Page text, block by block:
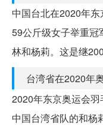
中国台北在2020年
59公斤级女子举重
林和杨莉。这是继
台湾省在2020年
2020年东京奥运会羽
中国台湾省队的和杨